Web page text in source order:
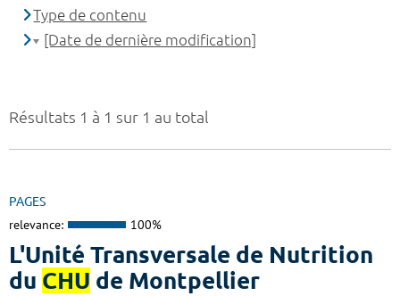
Résultats 1 à 1 sur 1 au total
PAGES
relevance: 100%
L'Unité Transversale de Nutrition
du CHU de Montpellier
Type de contenu
[Date de dernière modification]